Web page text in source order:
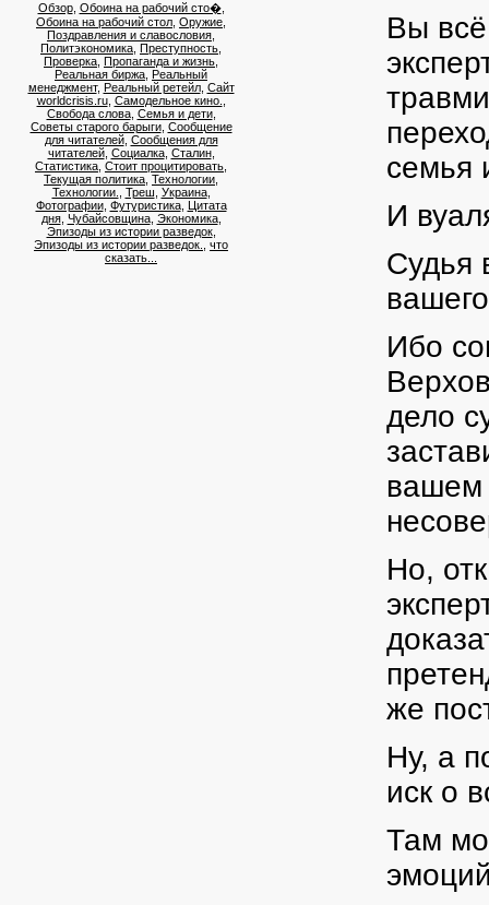
Обзор, Обоина на рабочий сто�,
Обоина на рабочий стол Оружие
Поздравления и славословия
Политэкономика Преступность
Проверка Пропаганда и жизнь
Реальная биржа Реальный
менеджмент, Реальный ретейл, Сайт
worldcrisis.ru, Самодельное кино.
Свобода слова, Семья и дети,
Советы старого барыги, Сообщение
для читателей, Сообщения для
читателей, Социалка, Сталин,
Статистика Стоит процитировать
Текущая политика Технологии
Технологии.
Треш Украина,
Фотографии, Футуристика, Цитата
дня, Чубайсовщина, Экономика,
Эпизоды из истории разведок,
Эпизоды из истории разведок.
что
сказать...
Вы всё
семья
И
Судья
Ибо
дело
вашем
Но,
же
Ну, а
иск о
Там